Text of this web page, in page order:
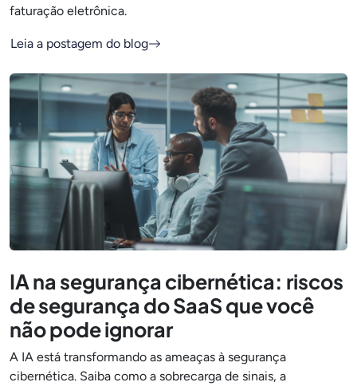
faturação eletrônica.
Leia a postagem do blog
IA na segurança cibernética: riscos
de segurança do SaaS que você
não pode ignorar
A IA está transformando as ameaças à segurança
cibernética. Saiba como a sobrecarga de sinais, a